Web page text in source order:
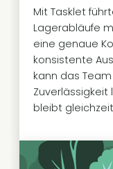
Mit Tasklet
Lagerabläufe
eine genaue
konsistente
kann das
Zuverlässigkeit
bleibt